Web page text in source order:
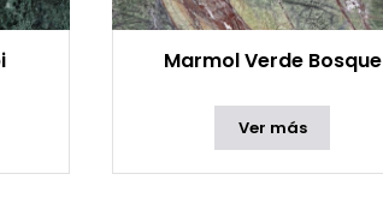
Marmol Verde Bosque
Ver más